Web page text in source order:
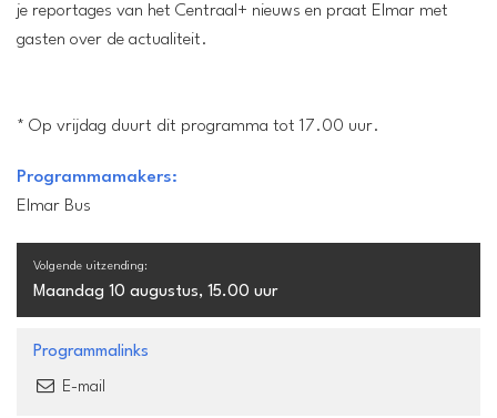
je reportages van het Centraal+ nieuws en praat Elmar met
gasten over de actualiteit.
* Op vrijdag duurt dit programma tot 17.00 uur.
Programmamakers:
Elmar Bus
Volgende uitzending:
Maandag 10 augustus, 15.00 uur
Programmalinks
E-mail